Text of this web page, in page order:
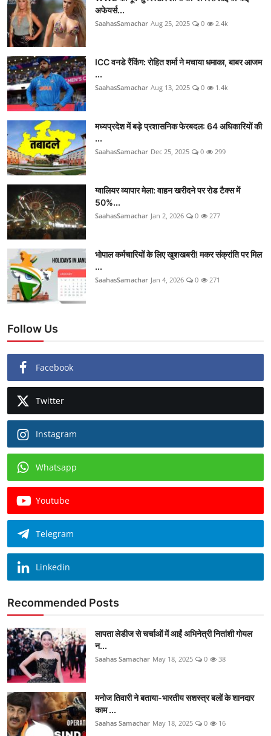
अफेयर्स...
SaahasSamachar Aug 25, 2025 0 2.4k
ICC वनडे रैंकिंग: रोहित शर्मा ने मचाया धमाका, बाबर आजम
...
SaahasSamachar Aug 13, 2025 0 1.4k
मध्यप्रदेश में बड़े प्रशासनिक फेरबदल: 64 अधिकारियों की
...
SaahasSamachar Dec 25, 2025 0 299
ग्वालियर व्यापार मेला: वाहन खरीदने पर रोड टैक्स में
50%...
SaahasSamachar Jan 2, 2026 0 277
भोपाल कर्मचारियों के लिए खुशखबरी! मकर संक्रांति पर मिल
...
SaahasSamachar Jan 4, 2026 0 271
Follow Us
Facebook
Twitter
Instagram
Whatsapp
Youtube
Telegram
Linkedin
Recommended Posts
लापता लेडीज से चर्चाओं में आईं अभिनेत्री नितांशी गोयल
न...
Saahas Samachar May 18, 2025 0 38
मनोज तिवारी ने बताया-भारतीय सशस्त्र बलों के शानदार
काम ...
Saahas Samachar May 18, 2025 0 16